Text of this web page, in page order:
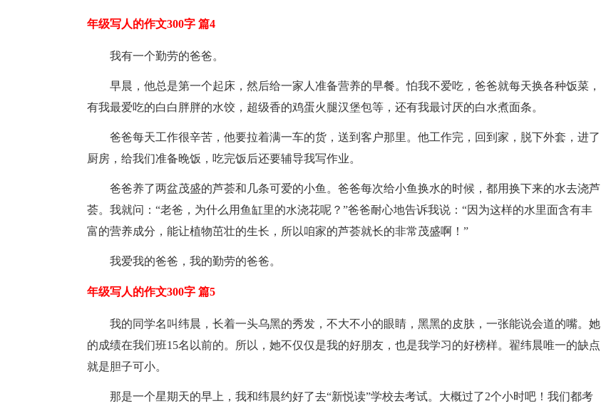
年级写人的作文300字 篇4
我有一个勤劳的爸爸。
早晨，他总是第一个起床，然后给一家人准备营养的早餐。怕我不爱吃，爸爸就每天换各种饭菜，
有我最爱吃的白白胖胖的水饺，超级香的鸡蛋火腿汉堡包等，还有我最讨厌的白水煮面条。
爸爸每天工作很辛苦，他要拉着满一车的货，送到客户那里。他工作完，回到家，脱下外套，进了
厨房，给我们准备晚饭，吃完饭后还要辅导我写作业。
爸爸养了两盆茂盛的芦荟和几条可爱的小鱼。爸爸每次给小鱼换水的时候，都用换下来的水去浇芦
荟。我就问：“老爸，为什么用鱼缸里的水浇花呢？”爸爸耐心地告诉我说：“因为这样的水里面含有丰
富的营养成分，能让植物茁壮的生长，所以咱家的芦荟就长的非常茂盛啊！”
我爱我的爸爸，我的勤劳的爸爸。
年级写人的作文300字 篇5
我的同学名叫纬晨，长着一头乌黑的秀发，不大不小的眼睛，黑黑的皮肤，一张能说会道的嘴。她
的成绩在我们班15名以前的。所以，她不仅仅是我的好朋友，也是我学习的好榜样。翟纬晨唯一的缺点
就是胆子可小。
那是一个星期天的早上，我和纬晨约好了去“新悦读”学校去考试。大概过了2个小时吧！我们都考